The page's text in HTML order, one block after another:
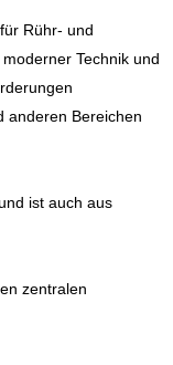
Rühr- und
Technik und
anderen Bereichen
ist auch aus
zentralen